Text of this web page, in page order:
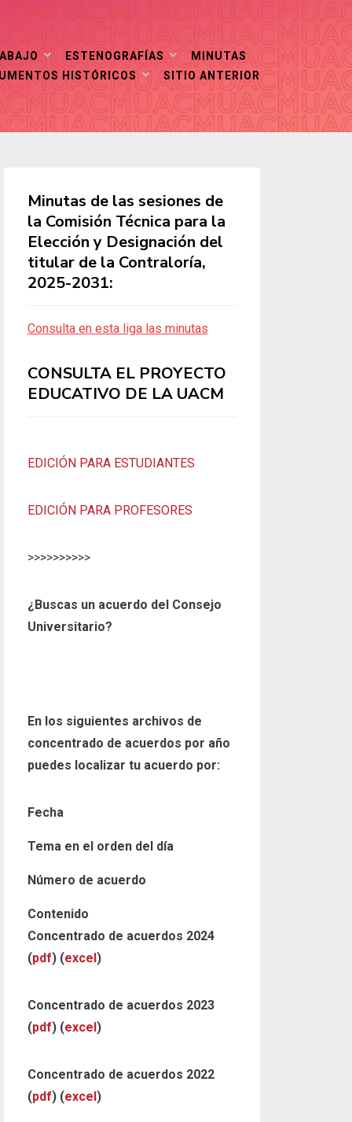
ESTENOGRAFÍAS
MINUTAS
HISTÓRICOS
SITIO ANTERIOR
Minutas de las sesiones de
la Comisión Técnica para la
Elección y Designación del
titular de la Contraloría,
2025-2031:
Consulta en esta liga las minutas
CONSULTA EL PROYECTO
EDUCATIVO DE LA UACM
EDICIÓN PARA ESTUDIANTES
EDICIÓN PARA PROFESORES
>>>>>>>>>>
¿Buscas un acuerdo del Consejo
Universitario?
En los siguientes archivos de
concentrado de acuerdos por año
puedes localizar tu acuerdo por:
Fecha
Tema en el orden del día
Número de acuerdo
Contenido
Concentrado de acuerdos 2024
(pdf) (excel)
Concentrado de acuerdos 2023
(pdf) (excel)
Concentrado de acuerdos 2022
(pdf) (excel)